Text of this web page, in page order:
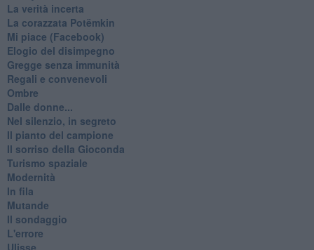
La verità incerta
La corazzata Potëmkin
Mi piace (Facebook)
Elogio del disimpegno
Gregge senza immunità
Regali e convenevoli
Ombre
Dalle donne...
Nel silenzio, in segreto
Il pianto del campione
Il sorriso della Gioconda
Turismo spaziale
Modernità
In fila
Mutande
Il sondaggio
L'errore
Ulisse